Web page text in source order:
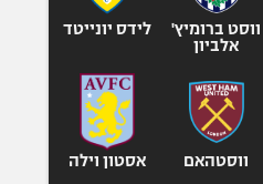
שחייה
ג'ודו
אגרוף
ספורט אולימפי
ווסט ברומיץ'
אלביון
לידס יונייטד
ווסטהאם אסטון וילה